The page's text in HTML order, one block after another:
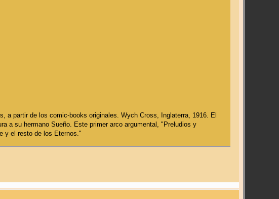
a partir de los comic-books originales. Wych Cross, Inglaterra, 1916. El
a su hermano Sueño. Este primer arco argumental, "Preludios y
y el resto de los Eternos."